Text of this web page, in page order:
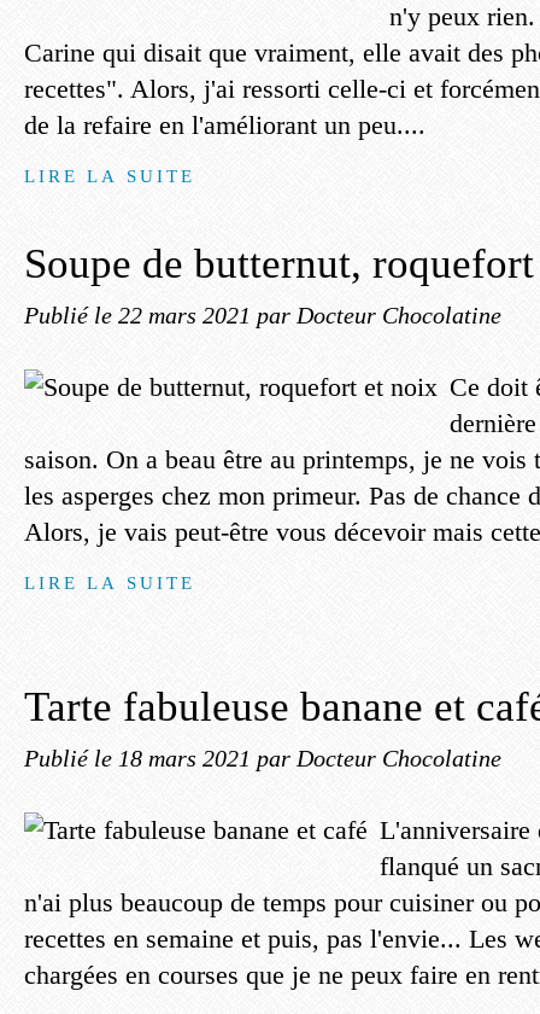
n'y peux
Carine qui disait que vraiment, elle avait des
recettes". Alors, j'ai ressorti celle-ci et
de la refaire en l'améliorant un peu....
LIRE LA SUITE
Soupe de butternut,
Publié le 22 mars 2021 par Docteur Chocolatine
Ce doit
saison. On a beau être au printemps, je ne vois
les asperges chez mon primeur. Pas de chance
Alors, je vais peut-être vous décevoir mais
LIRE LA SUITE
Tarte fabuleuse banane et
Publié le 18 mars 2021 par Docteur Chocolatine
L'anniversaire
flanqué un
n'ai plus beaucoup de temps pour cuisiner ou
recettes en semaine et puis, pas l'envie... Les
chargées en courses que je ne peux faire en